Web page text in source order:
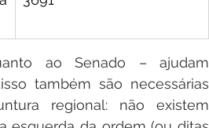
ao Senado – ajudam
também são necessárias
regional: não existem